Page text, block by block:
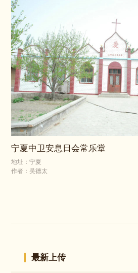
宁夏中卫安息日会常乐堂
地址：宁夏
作者：吴德太
最新上传